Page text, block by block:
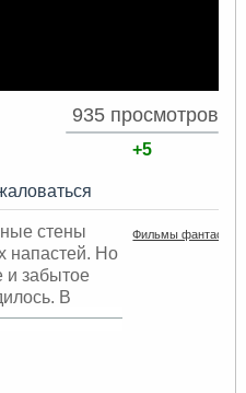
935 просмотров
+5
стены
напастей. Но
и забытое
В
открылся
Фильмы